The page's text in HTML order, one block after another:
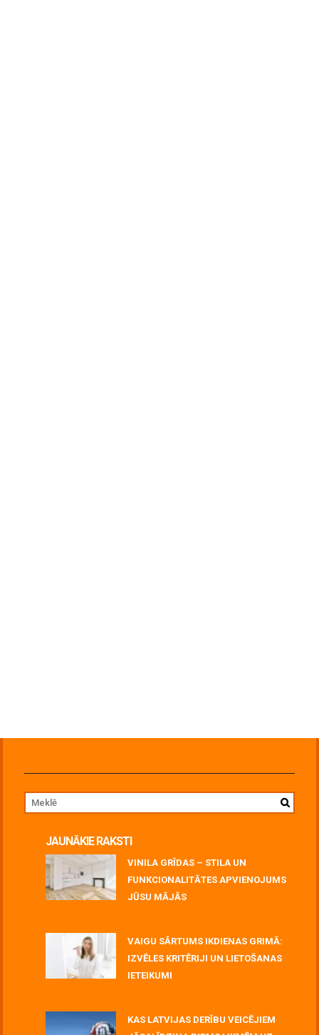
JAUNĀKIE RAKSTI
VINILA GRĪDAS – STILA UN
FUNKCIONALITĀTES APVIENOJUMS
JŪSU MĀJĀS
VAIGU SĀRTUMS IKDIENAS GRIMĀ:
IZVĒLES KRITĒRIJI UN LIETOŠANAS
IETEIKUMI
KAS LATVIJAS DERĪBU VEICĒJIEM